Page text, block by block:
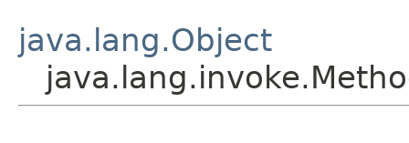
java.lang.Object